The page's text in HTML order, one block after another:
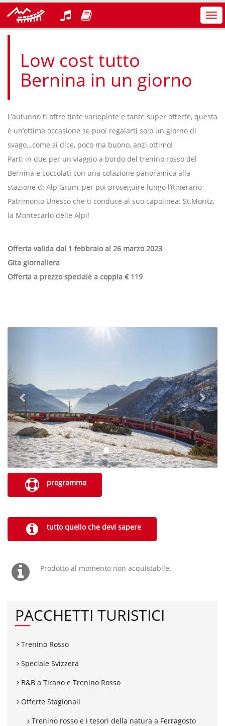
Low cost tutto
Bernina in un giorno
L’autunno ti offre tinte variopinte e tante super offerte, questa
è un’ottima occasione se puoi regalarti solo un giorno di
svago…come si dice, poco ma buono, anzi ottimo!
Parti in due per un viaggio a bordo del trenino rosso del
Bernina e coccolati con una colazione panoramica alla
stazione di Alp Grüm, per poi proseguire lungo l’itinerario
Patrimonio Unesco che ti conduce al suo capolinea: St.Moritz,
la Montecarlo delle Alpi!
Offerta valida dal 1 febbraio al 26 marzo 2023
Gita giornaliera
Offerta a prezzo speciale a coppia € 119
programma
tutto quello che devi sapere
Prodotto al momento non acquistabile.
PACCHETTI TURISTICI
Trenino Rosso
Speciale Svizzera
B&B a Tirano e Trenino Rosso
Offerte Stagionali
Trenino rosso e i tesori della natura a Ferragosto